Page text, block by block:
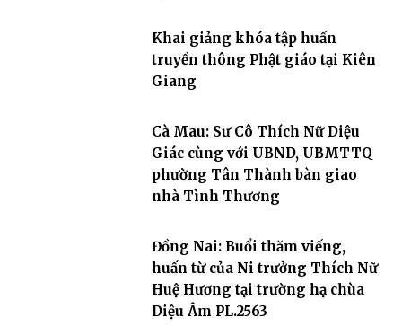
Khai giảng khóa tập huấn
truyền thông Phật giáo tại Kiên
Giang
Cà Mau: Sư Cô Thích Nữ Diệu
Giác cùng với UBND, UBMTTQ
phường Tân Thành bàn giao
nhà Tình Thương
Đồng Nai: Buổi thăm viếng,
huấn từ của Ni trưởng Thích Nữ
Huệ Hương tại trường hạ chùa
Diệu Âm PL.2563